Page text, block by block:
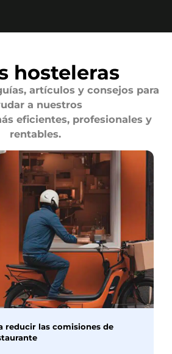
hosteleras
artículos y consejos para
a nuestros
eficientes, profesionales y
rentables.
reducir las comisiones de